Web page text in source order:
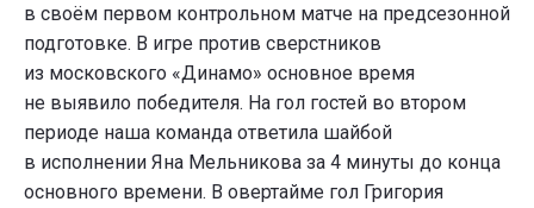
в своём первом контрольном матче на предсезонной
подготовке. В игре против сверстников
из московского «Динамо» основное время
не выявило победителя. На гол гостей во втором
периоде наша команда ответила шайбой
в исполнении Яна Мельникова за 4 минуты до конца
основного времени. В овертайме гол Григория